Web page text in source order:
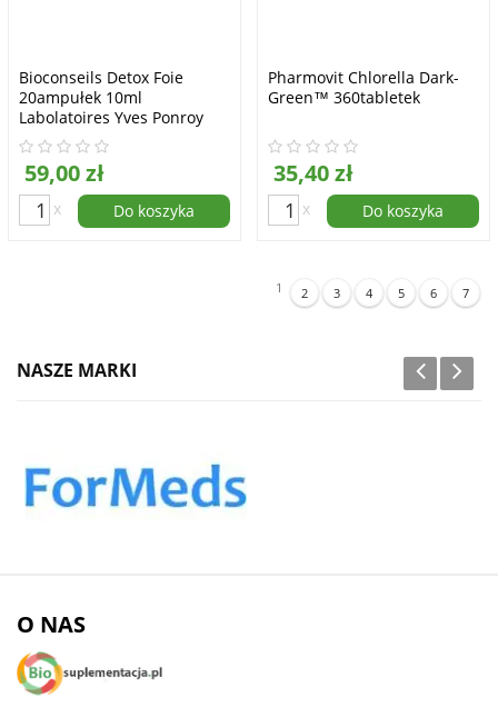
Bioconseils Detox Foie
20ampułek 10ml
Labolatoires Yves Ponroy
59,00 zł
x Do koszyka
Pharmovit Chlorella Dark-
Green™ 360tabletek
35,40 zł
x Do koszyka
1 2 3 4 5 6 7
NASZE MARKI
O NAS